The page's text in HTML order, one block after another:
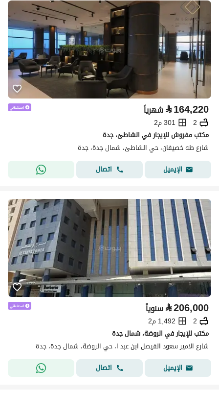
⃁164,220 شهرياً
2
301 م2
مكتب مفروش للإيجار في الشاطئ، جدة
شارع طه خصيفان، حي الشاطئ، شمال جدة، جدة
الإيميل
اتصال
⃁206,000 سنوياً
2
1,492 م2
مكتب للإيجار في الروضة، شمال جدة
شارع الامير سعود الفيصل ابن عبد ا، حي الروضة، شمال جدة، جدة
الإيميل
اتصال